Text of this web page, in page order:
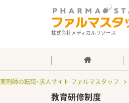
株式会社メディカルリソース
薬剤師の転職・求人サイト ファルマスタッフ
教育研修制度